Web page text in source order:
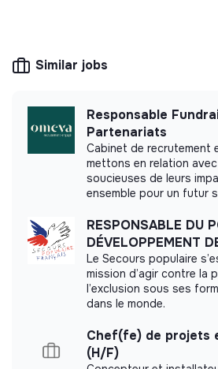
Chief of Staff Junior pour travailler
co-fondateurs, dont
Concrètement, tu seras
permet de faire émerger de
Une semaine type pourra
Analyser un marché lié à la
Interviewer des acteurs de
une problématique sociétale.
Préparer une réunion
partenaires publics ou privés.
Construire un business model
Préparer un deck de
le cadre d’une levée.
CSR consulting, training, raising
More information
Website
Between 15 and 50
persons
Impact study
Archipel&Co. did not yet
measurement.
Similar jobs
Responsable
Partenariats
Cabinet de recrutement
mettons en relation
soucieuses de leurs
ensemble pour un futur
RESPONSABLE DU
DÉVELOPPEMENT
Le Secours populaire
mission d’agir contre la
l’exclusion sous ses
dans le monde.
Chef(fe) de projets
(H/F)